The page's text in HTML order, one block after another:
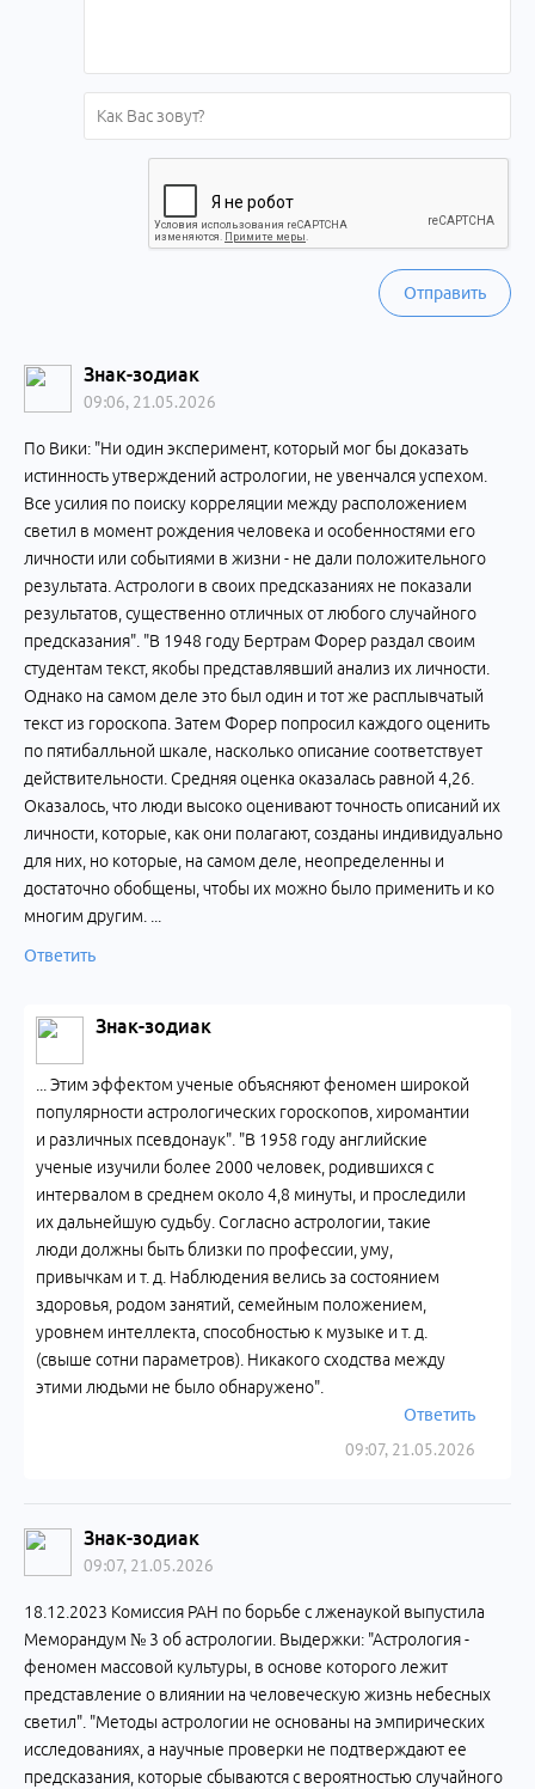
Отправить
Знак-зодиак
09:06, 21.05.2026
По Вики: "Ни один эксперимент, который мог бы доказать
истинность утверждений астрологии, не увенчался успехом.
Все усилия по поиску корреляции между расположением
светил в момент рождения человека и особенностями его
личности или событиями в жизни - не дали положительного
результата. Астрологи в своих предсказаниях не показали
результатов, существенно отличных от любого случайного
предсказания". "В 1948 году Бертрам Форер раздал своим
студентам текст, якобы представлявший анализ их личности.
Однако на самом деле это был один и тот же расплывчатый
текст из гороскопа. Затем Форер попросил каждого оценить
по пятибалльной шкале, насколько описание соответствует
действительности. Средняя оценка оказалась равной 4,26.
Оказалось, что люди высоко оценивают точность описаний их
личности, которые, как они полагают, созданы индивидуально
для них, но которые, на самом деле, неопределенны и
достаточно обобщены, чтобы их можно было применить и ко
многим другим. ...
Ответить
Знак-зодиак
09:07, 21.05.2026
... Этим эффектом ученые объясняют феномен широкой
популярности астрологических гороскопов, хиромантии
и различных псевдонаук". "В 1958 году английские
ученые изучили более 2000 человек, родившихся с
интервалом в среднем около 4,8 минуты, и проследили
их дальнейшую судьбу. Согласно астрологии, такие
люди должны быть близки по профессии, уму,
привычкам и т. д. Наблюдения велись за состоянием
здоровья, родом занятий, семейным положением,
уровнем интеллекта, способностью к музыке и т. д.
(свыше сотни параметров). Никакого сходства между
этими людьми не было обнаружено".
Ответить
Знак-зодиак
09:07, 21.05.2026
18.12.2023 Комиссия РАН по борьбе с лженаукой выпустила
Меморандум № 3 об астрологии. Выдержки: "Астрология -
феномен массовой культуры, в основе которого лежит
представление о влиянии на человеческую жизнь небесных
светил". "Методы астрологии не основаны на эмпирических
исследованиях, а научные проверки не подтверждают ее
предсказания, которые сбываются с вероятностью случайного